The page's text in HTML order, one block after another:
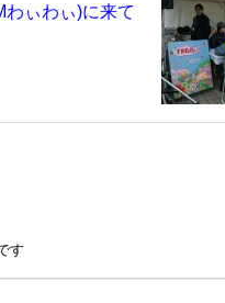
わぃわぃ)に来て
す